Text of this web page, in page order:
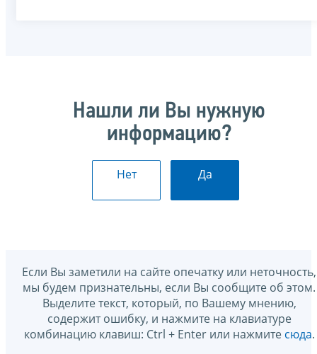
Нашли ли Вы нужную
информацию?
Нет Да
Если Вы заметили на сайте опечатку или неточность,
мы будем признательны, если Вы сообщите об этом.
Выделите текст, который, по Вашему мнению,
содержит ошибку, и нажмите на клавиатуре
комбинацию клавиш: Ctrl + Enter или нажмите сюда.